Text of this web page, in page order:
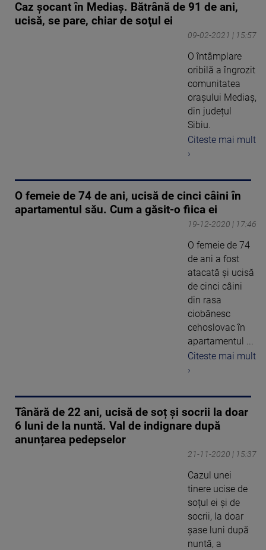
Caz șocant în Mediaș. Bătrână de 91 de ani,
ucisă, se pare, chiar de soţul ei
09-02-2021 | 15:57
O întâmplare
oribilă a îngrozit
comunitatea
orașului Mediaș,
din județul
Sibiu.
Citeste mai mult
›
O femeie de 74 de ani, ucisă de cinci câini în
apartamentul său. Cum a găsit-o fiica ei
19-12-2020 | 17:46
O femeie de 74
de ani a fost
atacată şi ucisă
de cinci câini
din rasa
ciobănesc
cehoslovac în
apartamentul ...
Citeste mai mult
›
Tânără de 22 ani, ucisă de soț și socrii la doar
6 luni de la nuntă. Val de indignare după
anunțarea pedepselor
21-11-2020 | 15:37
Cazul unei
tinere ucise de
soțul ei și de
socrii, la doar
șase luni după
nuntă, a